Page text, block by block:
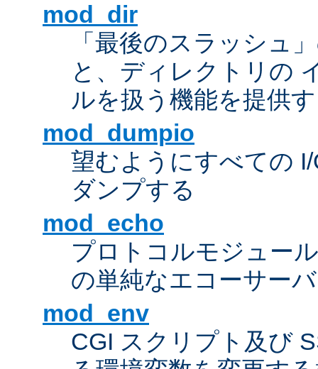
mod_dir
「最後のスラッシュ
と、ディレクトリの
ルを扱う機能を提供
mod_dumpio
望むようにすべての
ダンプする
mod_echo
プロトコルモジュー
の単純なエコーサーバ
mod_env
CGI スクリプト及び